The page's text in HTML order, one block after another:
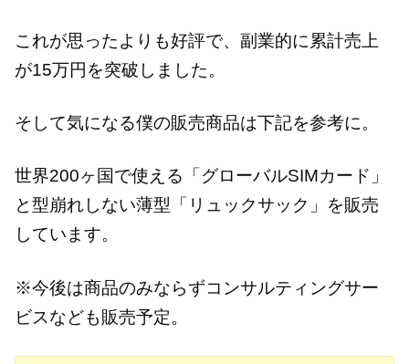
これが思ったよりも好評で、副業的に累計売上
が15万円を突破しました。
そして気になる僕の販売商品は下記を参考に。
世界200ヶ国で使える「グローバルSIMカード」
と型崩れしない薄型「リュックサック」を販売
しています。
※今後は商品のみならずコンサルティングサー
ビスなども販売予定。